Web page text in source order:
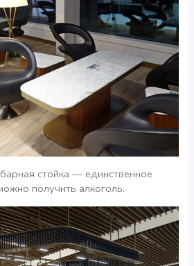
стойка — единственное
получить алкоголь.